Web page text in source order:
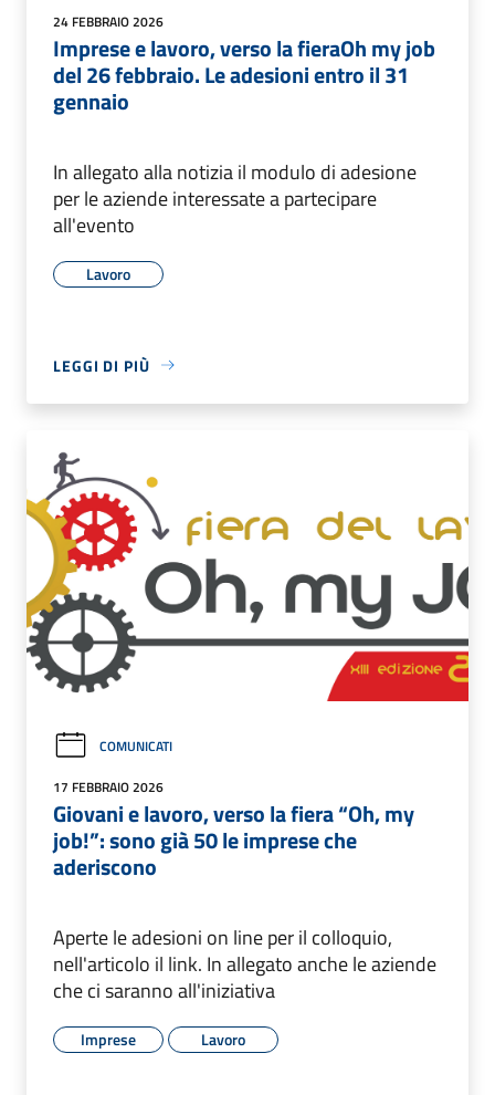
24 FEBBRAIO 2026
Imprese e lavoro, verso la fieraOh my job
del 26 febbraio. Le adesioni entro il 31
gennaio
In allegato alla notizia il modulo di adesione
per le aziende interessate a partecipare
all'evento
Lavoro
LEGGI DI PIÙ
COMUNICATI
17 FEBBRAIO 2026
Giovani e lavoro, verso la fiera “Oh, my
job!”: sono già 50 le imprese che
aderiscono
Aperte le adesioni on line per il colloquio,
nell'articolo il link. In allegato anche le aziende
che ci saranno all'iniziativa
Imprese Lavoro